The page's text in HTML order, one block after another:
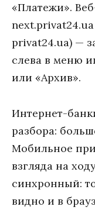
«Платежи».
privat24.ua) —
слева в меню
или «Архив».
Интернет-
разбора:
Мобильное
взгляда на
синхронный:
видно и в